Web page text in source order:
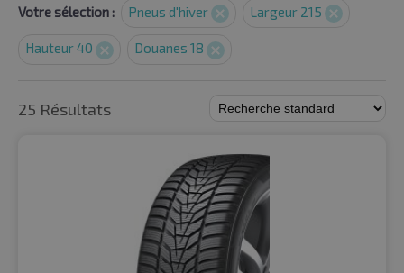
Votre sélection : Pneus d'hiver Largeur 215
Hauteur 40 Douanes 18
25 Résultats